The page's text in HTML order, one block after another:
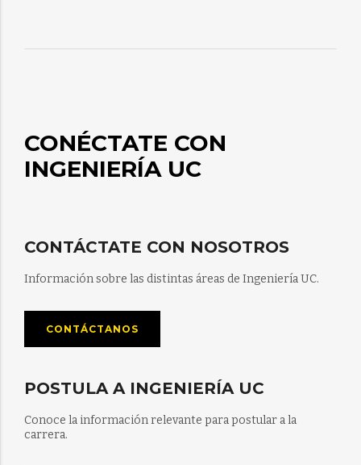
CONÉCTATE CON
INGENIERÍA UC
CONTÁCTATE CON NOSOTROS
Información sobre las distintas áreas de Ingeniería UC.
CONTÁCTANOS
POSTULA A INGENIERÍA UC
Conoce la información relevante para postular a la
carrera.